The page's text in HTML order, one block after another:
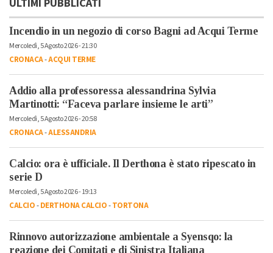
ULTIMI PUBBLICATI
Incendio in un negozio di corso Bagni ad Acqui Terme
Mercoledì, 5 Agosto 2026 - 21:30
CRONACA-ACQUI TERME
Addio alla professoressa alessandrina Sylvia
Martinotti: “Faceva parlare insieme le arti”
Mercoledì, 5 Agosto 2026 - 20:58
CRONACA-ALESSANDRIA
Calcio: ora è ufficiale. Il Derthona è stato ripescato in
serie D
Mercoledì, 5 Agosto 2026 - 19:13
CALCIO-DERTHONA CALCIO-TORTONA
Rinnovo autorizzazione ambientale a Syensqo: la
reazione dei Comitati e di Sinistra Italiana